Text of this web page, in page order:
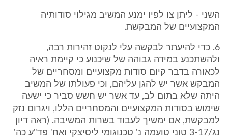
השני - ליתן צו לפיו ימנע המשיב מגילוי סודותיה
המקצועיים של המבקשת.
6. כדי להיעתר לבקשה עלי לנקוט זהירות רבה,
ולהשתכנע במידה גבוהה של שיכנוע כי קיימת ראיה
לכאורה בדבר קיום סודות מקצועיים ומסחריים של
המבקש אשר יש להגן עליהם, וכי פעולתו של המשיב
היתה שלא בתום לב, עד אשר יש חשש סביר כי ישעה
שימוש בסודות המקצועיים והמסחריים הללו, ויגרום נזק
למבקשת, אם ימשיך לעבוד בשרות המשיבה. (ראה דיון
נג/3-17 טוני טועמה נ' טכנוגומי ליסיצקי ואח' פד"ע כה'